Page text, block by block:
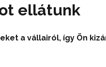
ellátunk
a vállairól, így Ön